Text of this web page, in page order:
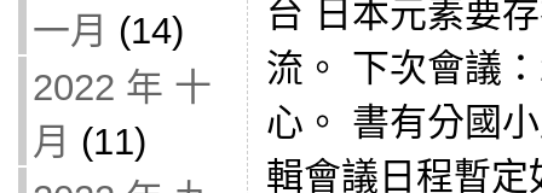
一月 (14)
2022 年 十
月 (11)
台 日本元素要
流。 下次會議
心。 書有分國
輯會議日程暫